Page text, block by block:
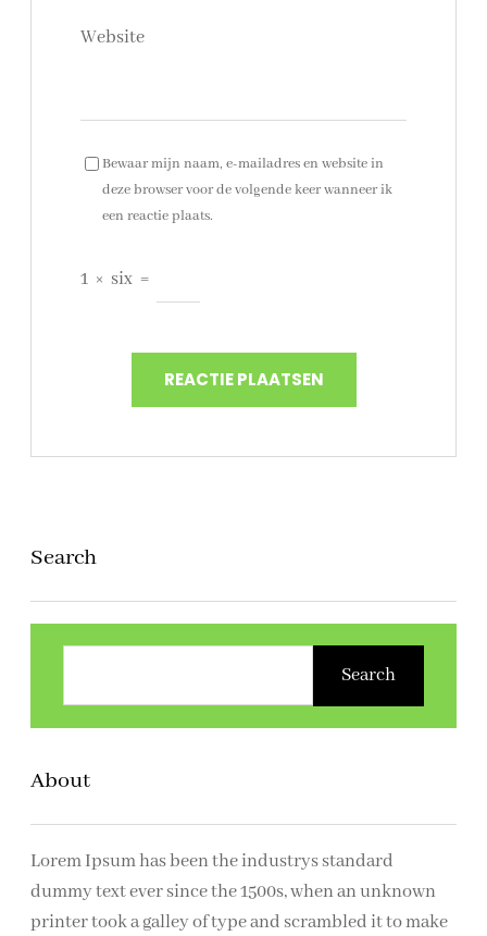
Website
Bewaar mijn naam, e-mailadres en website in
deze browser voor de volgende keer wanneer ik
een reactie plaats.
1 × six =
Search
k
n
Search
About
Lorem Ipsum has been the industrys standard
dummy text ever since the 1500s, when an unknown
printer took a galley of type and scrambled it to make